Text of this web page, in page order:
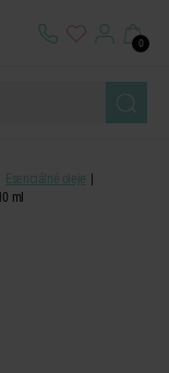
0
Esenciálné oleje
ml